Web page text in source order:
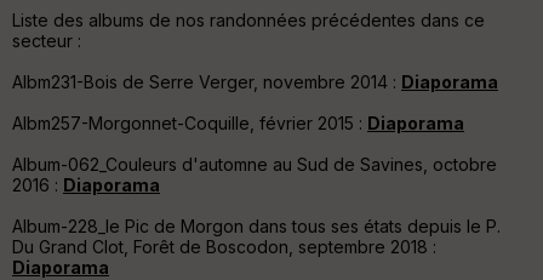
St
Vi
Liste des albums de nos randonnées précédentes dans ce
secteur :
Albm231-Bois de Serre Verger, novembre 2014 : Diaporama
Albm257-Morgonnet-Coquille, février 2015 : Diaporama
Album-062_Couleurs d'automne au Sud de Savines, octobre
2016 : Diaporama
Album-228_le Pic de Morgon dans tous ses états depuis le P.
Du Grand Clot, Forêt de Boscodon, septembre 2018 :
Diaporama